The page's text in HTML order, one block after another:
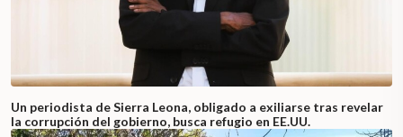
Un periodista de Sierra Leona, obligado a exiliarse tras revelar
la corrupción del gobierno, busca refugio en EE.UU.